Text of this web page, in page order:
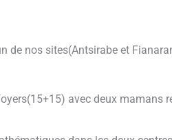
de nos sites(Antsirabe et
avec deux mamans